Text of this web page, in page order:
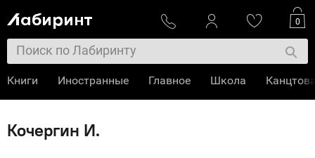
Кочергин И.
0
Книги Иностранные Главное Школа